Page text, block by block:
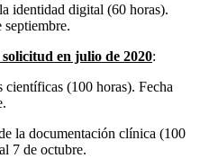
identidad digital (60 horas).
en julio de 2020:
científicas (100 horas). Fecha
la documentación clínica (100
7 de octubre.